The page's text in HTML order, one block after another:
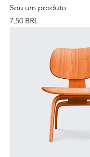
Sou um produto
Precio
7,50 BRL